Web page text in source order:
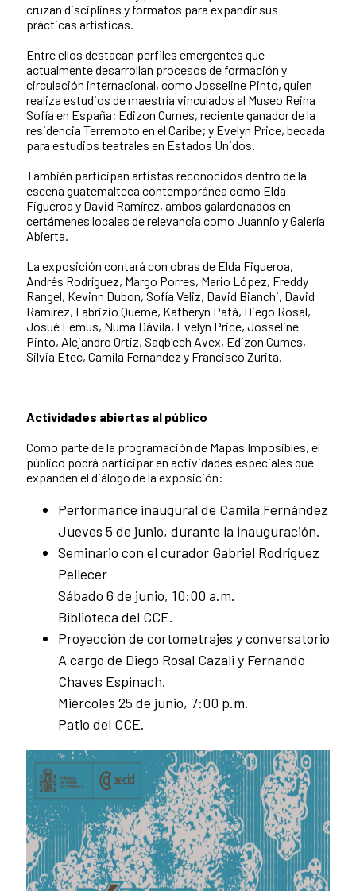
cruzan disciplinas y formatos para expandir sus
prácticas artísticas.
Entre ellos destacan perfiles emergentes que
actualmente desarrollan procesos de formación y
circulación internacional, como Josseline Pinto, quien
realiza estudios de maestría vinculados al Museo Reina
Sofía en España; Edizon Cumes, reciente ganador de la
residencia Terremoto en el Caribe; y Evelyn Price, becada
para estudios teatrales en Estados Unidos.
También participan artistas reconocidos dentro de la
escena guatemalteca contemporánea como Elda
Figueroa y David Ramírez, ambos galardonados en
certámenes locales de relevancia como Juannio y Galería
Abierta.
La exposición contará con obras de Elda Figueroa,
Andrés Rodríguez, Margo Porres, Mario López, Freddy
Rangel, Kevinn Dubon, Sofía Veliz, David Bianchi, David
Ramírez, Fabrizio Queme, Katheryn Patá, Diego Rosal,
Josué Lemus, Numa Dávila, Evelyn Price, Josseline
Pinto, Alejandro Ortiz, Saqb'ech Avex, Edizon Cumes,
Silvia Etec, Camila Fernández y Francisco Zurita.
Actividades abiertas al público
Como parte de la programación de Mapas Imposibles, el
público podrá participar en actividades especiales que
expanden el diálogo de la exposición:
Performance inaugural de Camila Fernández
Jueves 5 de junio, durante la inauguración.
Seminario con el curador Gabriel Rodríguez
Pellecer
Sábado 6 de junio, 10:00 a.m.
Biblioteca del CCE.
Proyección de cortometrajes y conversatorio
A cargo de Diego Rosal Cazali y Fernando
Chaves Espinach.
Miércoles 25 de junio, 7:00 p.m.
Patio del CCE.